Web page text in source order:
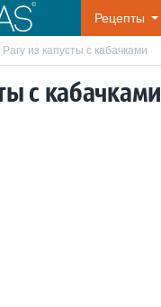
Рецепты
Рагу из капусты с кабачками
с кабачками